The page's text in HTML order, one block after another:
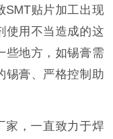
SMT贴片加工出现
使用不当造成的这
些地方，如锡膏需
锡膏、严格控制助
家，一直致力于焊